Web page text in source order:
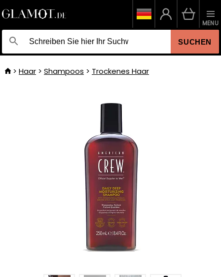
SUCHEN
MENU
Haar Shampoos Trockenes Haar